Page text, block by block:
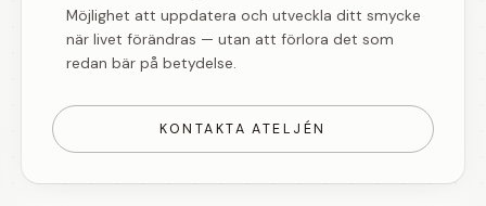
Möjlighet att uppdatera och utveckla ditt smycke
när livet förändras — utan att förlora det som
redan bär på betydelse.
KONTAKTA ATELJÉN